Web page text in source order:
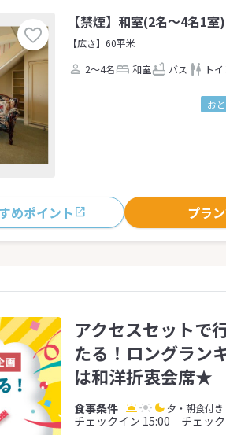
【禁煙】和室(2名～4名1室)
【広さ】60平米
2～4名
和室 バス トイ
お
めポイント プラ
アクセスセットで
たる！ロングラ
は和洋折衷会席★
夕・朝食付き
チェックイン 15:00 チェッ